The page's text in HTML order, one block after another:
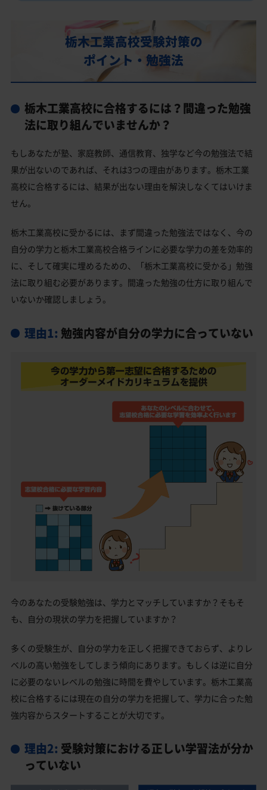
部活動
栃木工業高校の偏差値
栃木工業高校合格に必要な内申点の目安
栃木工業高校合格するには内申点と偏差値両方が必要
栃木工業高校の所在地・アクセス
栃木工業高校卒業生の主な大学進学実績
私立大学
栃木市の他の私立高校
栃木工業高校受験生からのよくある質問
栃木工業高校受験対策の
ポイント・勉強法
栃木工業高校に合格するには？間違った勉強
法に取り組んでいませんか？
もしあなたが塾、家庭教師、通信教育、独学など今の勉強法で結
果が出ないのであれば、それは3つの理由があります。栃木工業
高校に合格するには、結果が出ない理由を解決しなくてはいけま
せん。
栃木工業高校に受かるには、まず間違った勉強法ではなく、今の
自分の学力と栃木工業高校合格ラインに必要な学力の差を効率的
に、そして確実に埋めるための、「栃木工業高校に受かる」勉強
法に取り組む必要があります。間違った勉強の仕方に取り組んで
いないか確認しましょう。
理由1: 勉強内容が自分の学力に合っていない
今のあなたの受験勉強は、学力とマッチしていますか？そもそ
も、自分の現状の学力を把握していますか？
多くの受験生が、自分の学力を正しく把握できておらず、よりレ
ベルの高い勉強をしてしまう傾向にあります。もしくは逆に自分
に必要のないレベルの勉強に時間を費やしています。栃木工業高
校に合格するには現在の自分の学力を把握して、学力に合った勉
強内容からスタートすることが大切です。
理由2: 受験対策における正しい学習法が分か
っていない